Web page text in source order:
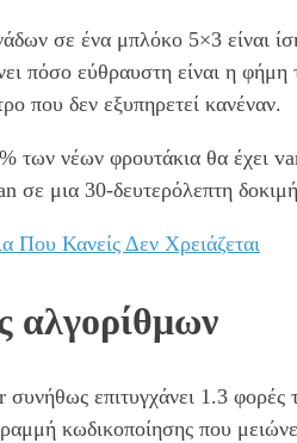
σε ένα μπλόκο 5×3 είναι
πόσο εύθραυστη είναι η
που δεν εξυπηρετεί κανέναν.
των νέων φρουτάκια θα έχει
μια 30-δευτερόλεπτη
Κανείς Δεν Χρειάζεται
αλγορίθμων
επιτυγχάνει 1.3
κωδικοποίησης που